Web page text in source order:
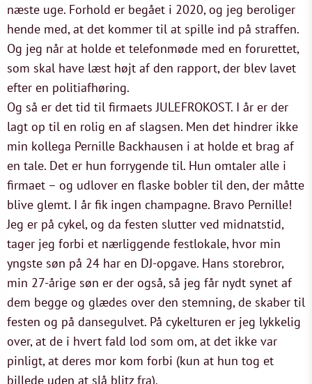
næste uge. Forhold er begået i 2020, og jeg beroliger
hende med, at det kommer til at spille ind på straffen.
Og jeg når at holde et telefonmøde med en forurettet,
som skal have læst højt af den rapport, der blev lavet
efter en politiafhøring.
Og så er det tid til firmaets JULEFROKOST. I år er der
lagt op til en rolig en af slagsen. Men det hindrer ikke
min kollega Pernille Backhausen i at holde et brag af
en tale. Det er hun forrygende til. Hun omtaler alle i
firmaet – og udlover en flaske bobler til den, der måtte
blive glemt. I år fik ingen champagne. Bravo Pernille!
Jeg er på cykel, og da festen slutter ved midnatstid,
tager jeg forbi et nærliggende festlokale, hvor min
yngste søn på 24 har en DJ-opgave. Hans storebror,
min 27-årige søn er der også, så jeg får nydt synet af
dem begge og glædes over den stemning, de skaber til
festen og på dansegulvet. På cykelturen er jeg lykkelig
over, at de i hvert fald lod som om, at det ikke var
pinligt, at deres mor kom forbi (kun at hun tog et
billede uden at slå blitz fra).